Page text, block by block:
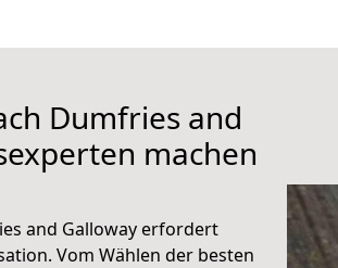
Dumfries and
machen
and Galloway erfordert
Vom Wählen der besten